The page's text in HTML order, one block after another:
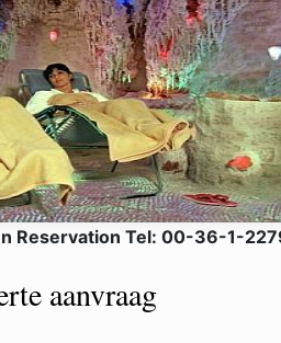
Reservation Tel: 00-36-1-
aanvraag